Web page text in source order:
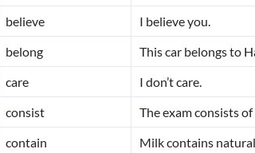
Palabras difíciles
Ejercicio mixto 1: adjetivos & adverbios
Ejercicio mixto 2: adjetivos & adverbios
Ejercicio mixto 3: adjetivos & adverbios especiales
Ejercicio 1: clases de palabras
believe
I believe you.
belong
This car belongs to
care
I don’t care.
consist
The exam consists
contain
Milk contains